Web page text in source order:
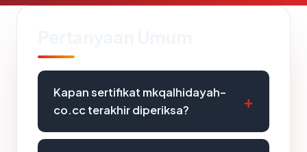
Kapan sertifikat mkqalhidayah-
co.cc terakhir diperiksa?